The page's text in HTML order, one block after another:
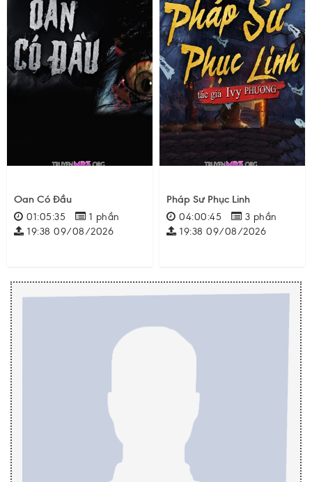
Oan Có Đầu
01:05:35
1 phần
19:38 09/08/2026
Pháp Sư Phục Linh
04:00:45
3 phần
19:38 09/08/2026